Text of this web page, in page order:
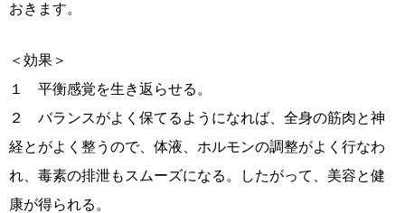
おきます。
＜効果＞
１ 平衡感覚を生き返らせる。
２ バランスがよく保てるようになれば、全身の筋肉と神
経とがよく整うので、体液、ホルモンの調整がよく行なわ
れ、毒素の排泄もスムーズになる。したがって、美容と健
康が得られる。